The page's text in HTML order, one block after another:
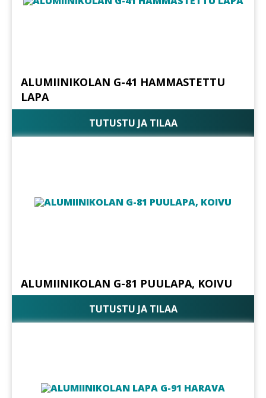
ALUMIINIKOLAN G-41 HAMMASTETTU
LAPA
TUTUSTU JA TILAA
ALUMIINIKOLAN G-81 PUULAPA, KOIVU
TUTUSTU JA TILAA